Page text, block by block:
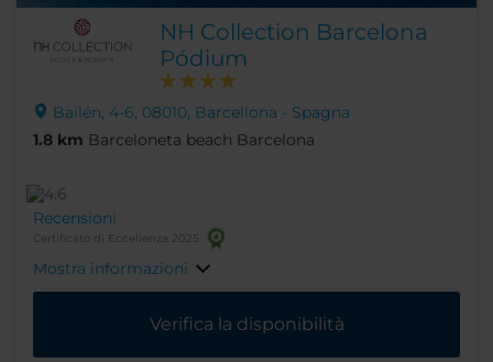
NH Collection Barcelona
Pódium
Bailén, 4-6, 08010, Barcellona - Spagna
1.8 km Barceloneta beach Barcelona
Recensioni
Certificato di Eccellenza 2025
Mostra informazioni
Verifica la disponibilità